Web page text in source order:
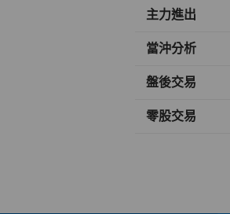
主力進出
當沖分析
盤後交易
零股交易